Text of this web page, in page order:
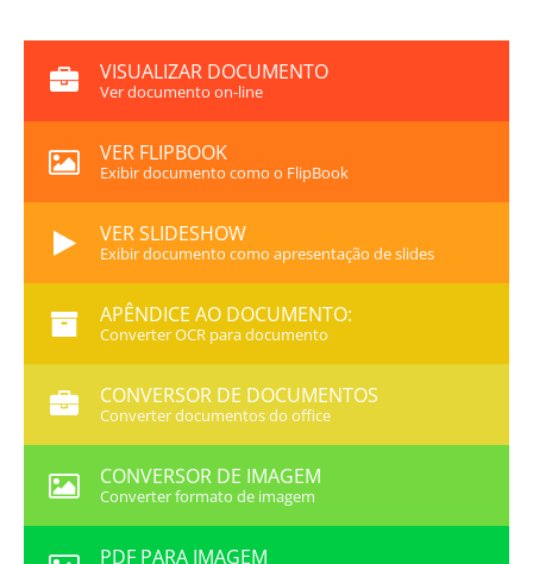
VISUALIZAR DOCUMENTO
Ver documento on-line
VER FLIPBOOK
Exibir documento como o FlipBook
VER SLIDESHOW
Exibir documento como apresentação de slides
APÊNDICE AO DOCUMENTO:
Converter OCR para documento
CONVERSOR DE DOCUMENTOS
Converter documentos do office
CONVERSOR DE IMAGEM
Converter formato de imagem
PDF PARA IMAGEM